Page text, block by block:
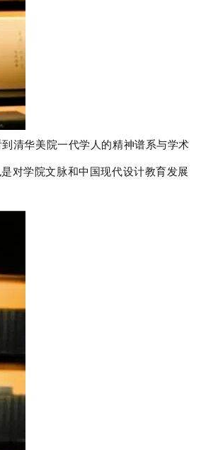
清华美院一代学人的精神谱系与学术
对学院文脉和中国现代设计教育发展